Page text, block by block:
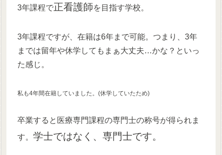
3年課程で正看護師を目指す学校。
3年課程ですが、在籍は6年まで可能。つまり、3年
までは留年や休学してもまぁ大丈夫…かな？といっ
た感じ。
私も4年間在籍していました。(休学していたため)
卒業すると医療専門課程の専門士の称号が得られま
す。学士ではなく、専門士です。